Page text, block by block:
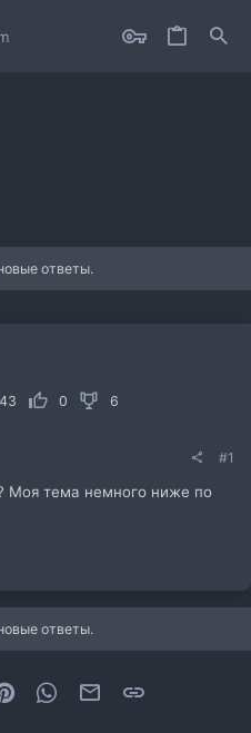
ответы.
43 0 6
#1
Моя тема немного ниже по
ответы.
PinterestWhatsAppЭлектронная почта